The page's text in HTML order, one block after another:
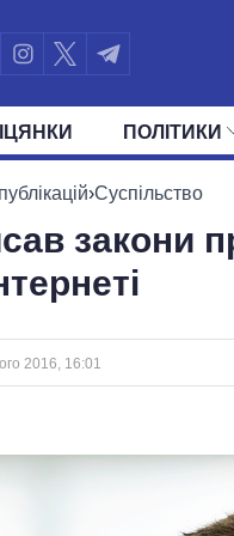
ПОЛIТИКИ
УСІ ПОЛІТИКИ ПРЕЗИДЕНТ І ОФІС
›Суспільство
закони
2016, 16:01